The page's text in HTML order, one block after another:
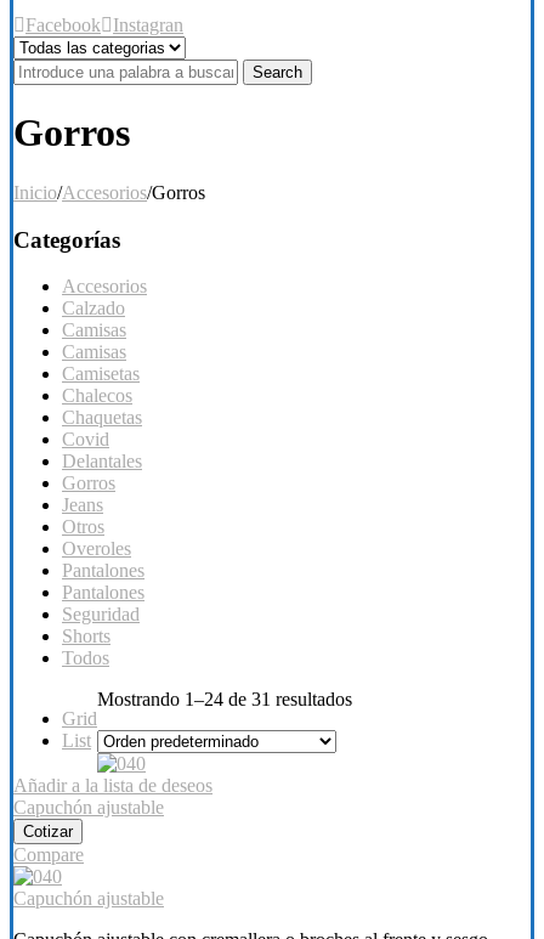
Facebook Instagran
Search
Gorros
Inicio/Accesorios/Gorros
Categorías
Accesorios
Calzado
Camisas
Camisas
Camisetas
Chalecos
Chaquetas
Covid
Delantales
Gorros
Jeans
Otros
Overoles
Pantalones
Pantalones
Seguridad
Shorts
Todos
Grid
List
Mostrando 1–24 de 31 resultados
Añadir a la lista de deseos
Capuchón ajustable
Cotizar
Compare
Capuchón ajustable